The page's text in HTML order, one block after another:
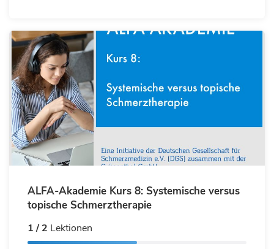
ALFA-Akademie Kurs 8: Systemische versus
topische Schmerztherapie
1 / 2 Lektionen